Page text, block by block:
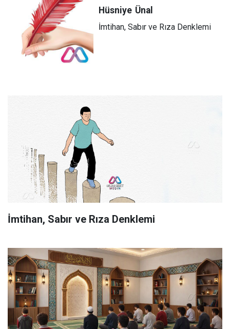
Hüsniye Ünal
İmtihan, Sabır ve Rıza Denklemi
İmtihan, Sabır ve Rıza Denklemi